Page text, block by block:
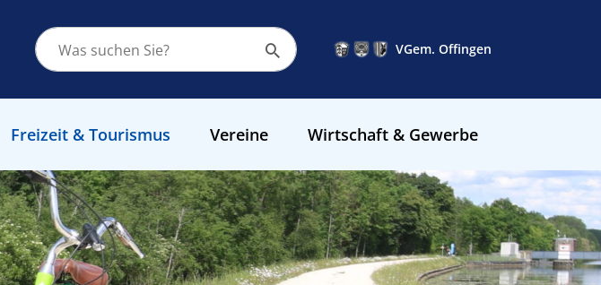
VGem. Offingen
Freizeit & Tourismus Vereine Wirtschaft & Gewerbe